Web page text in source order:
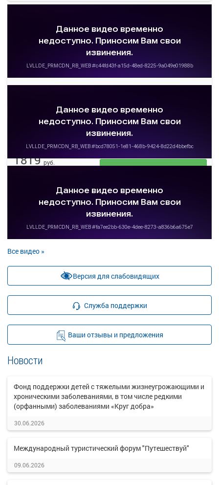
Толмачево Томск АВ Томскавтотранс
30 свободных мест
Выбрать
23:00
Толмачево
7 ч. 0 м 07 авг06:00
Томск АВ Томскавтотранс
Детали рейса
о маршруте
1819 руб.
Выбрать
Все видео »
Версия для слабовидящих
Служба поддержки
Ваши отзывы и предложения
Новости
Фонд поддержки детей с тяжелыми жизнеугрожающими и
хроническими заболеваниями, в том числе редкими
(орфанными) заболеваниями «Круг добра»
30.06.2026
Международный туристический форум "Путешествуй"
09.06.2026